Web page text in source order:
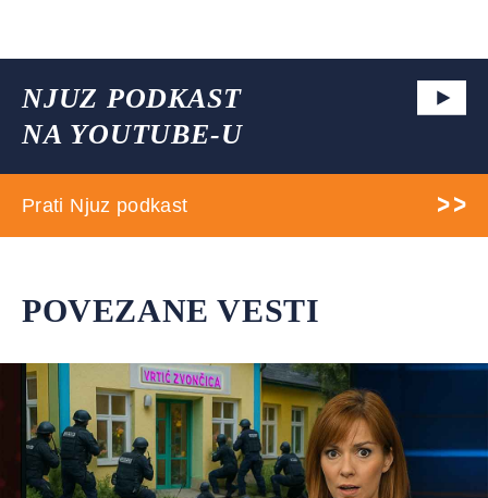
NJUZ PODKAST
NA YOUTUBE-U
Prati Njuz podkast
POVEZANE VESTI